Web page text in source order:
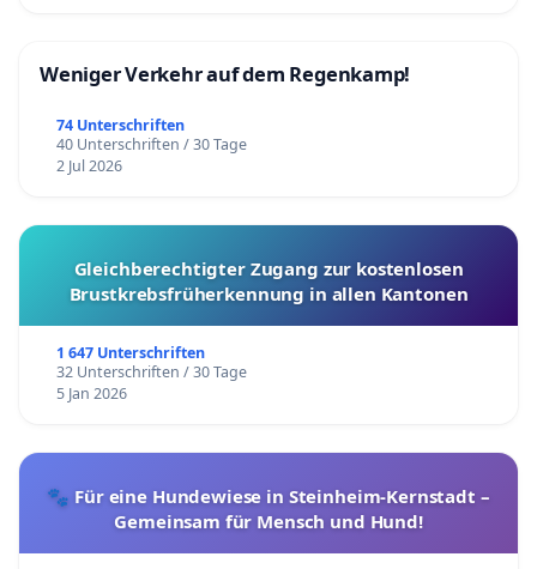
Weniger Verkehr auf dem Regenkamp!
74 Unterschriften
40 Unterschriften / 30 Tage
2 Jul 2026
Gleichberechtigter Zugang zur kostenlosen
Brustkrebsfrüherkennung in allen Kantonen
1 647 Unterschriften
32 Unterschriften / 30 Tage
5 Jan 2026
🐾 Für eine Hundewiese in Steinheim-Kernstadt –
Gemeinsam für Mensch und Hund!